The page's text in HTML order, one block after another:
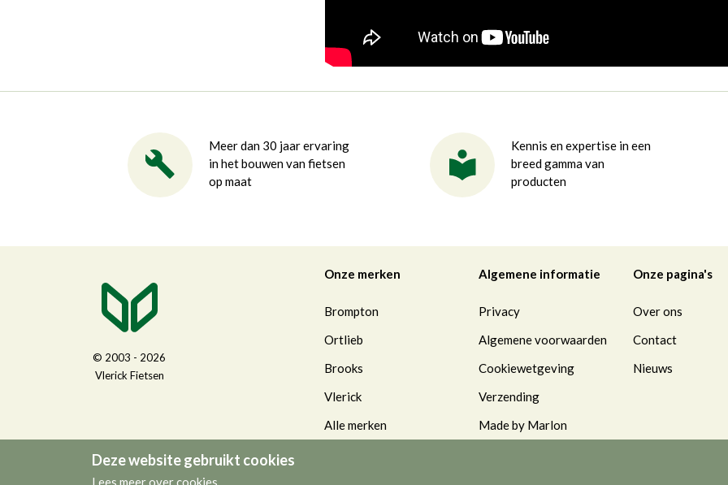
Deze website gebruikt cookies
Lees meer over cookies
Meer dan 30 jaar ervaring
in het bouwen van fietsen
op maat
Kennis en expertise in een
breed gamma van
producten
© 2003 - 2026
Vlerick Fietsen
Onze merken
Brompton
Ortlieb
Brooks
Vlerick
Alle merken
Algemene informatie
Privacy
Algemene voorwaarden
Cookiewetgeving
Verzending
Made by Marlon
Onze pagina's
Over ons
Contact
Nieuws